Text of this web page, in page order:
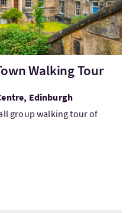
Walking Tour
Edinburgh
group walking tour of